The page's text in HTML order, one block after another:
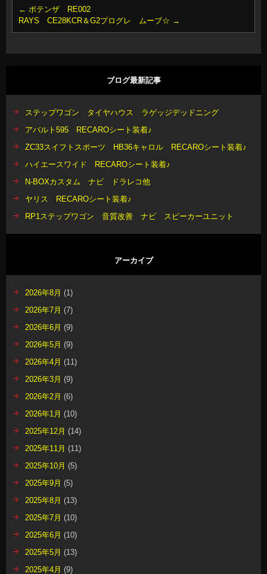
← ポテンザ RE002
RAYS CE28KCR＆G2プログレ ムーブ☆ →
ブログ最新記事
ステップワゴン タイヤハウス ラゲッジデッドニング
アバルト595 RECAROシート装着♪
ZC33スイフトスポーツ HB36キャロル RECAROシート装着♪
ハイエースワイド RECAROシート装着♪
N-BOXカスタム ナビ ドラレコ他
ヤリス RECAROシート装着♪
RP1ステップワゴン 音質改善 ナビ スピーカーユニット
アーカイブ
2026年8月 (1)
2026年7月 (7)
2026年6月 (9)
2026年5月 (9)
2026年4月 (11)
2026年3月 (9)
2026年2月 (6)
2026年1月 (10)
2025年12月 (14)
2025年11月 (11)
2025年10月 (5)
2025年9月 (5)
2025年8月 (13)
2025年7月 (10)
2025年6月 (10)
2025年5月 (13)
2025年4月 (9)